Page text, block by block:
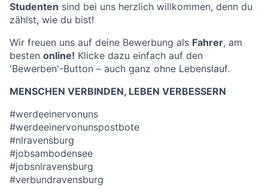
Studenten sind bei uns herzlich willkommen, denn du
zählst, wie du bist!
Wir freuen uns auf deine Bewerbung als Fahrer, am
besten online! Klicke dazu einfach auf den
'Bewerben'-Button – auch ganz ohne Lebenslauf.
MENSCHEN VERBINDEN, LEBEN VERBESSERN
#werdeeinervonuns
#werdeeinervonunspostbote
#nlravensburg
#jobsambodensee
#jobsnlravensburg
#verbundravensburg